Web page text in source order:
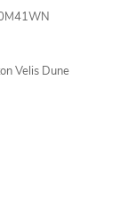
Velis Dune